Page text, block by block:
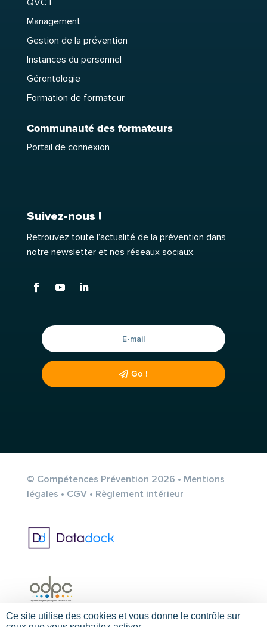
QVCT
Management
Gestion de la prévention
Instances du personnel
Gérontologie
Formation de formateur
Communauté des formateurs
Portail de connexion
Suivez-nous !
Retrouvez toute l’actualité de la prévention dans
notre newsletter et nos réseaux sociaux.
Go !
© Compétences Prévention 2026 • Mentions
légales • CGV• Règlement intérieur
Ce site utilise des cookies et vous donne le contrôle sur